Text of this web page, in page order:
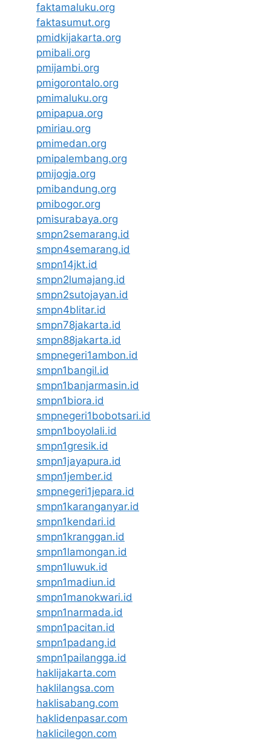
faktamaluku.org
faktasumut.org
pmidkijakarta.org
pmibali.org
pmijambi.org
pmigorontalo.org
pmimaluku.org
pmipapua.org
pmiriau.org
pmimedan.org
pmipalembang.org
pmijogja.org
pmibandung.org
pmibogor.org
pmisurabaya.org
smpn2semarang.id
smpn4semarang.id
smpn14jkt.id
smpn2lumajang.id
smpn2sutojayan.id
smpn4blitar.id
smpn78jakarta.id
smpn88jakarta.id
smpnegeri1ambon.id
smpn1bangil.id
smpn1banjarmasin.id
smpn1biora.id
smpnegeri1bobotsari.id
smpn1boyolali.id
smpn1gresik.id
smpn1jayapura.id
smpn1jember.id
smpnegeri1jepara.id
smpn1karanganyar.id
smpn1kendari.id
smpn1kranggan.id
smpn1lamongan.id
smpn1luwuk.id
smpn1madiun.id
smpn1manokwari.id
smpn1narmada.id
smpn1pacitan.id
smpn1padang.id
smpn1pailangga.id
haklijakarta.com
haklilangsa.com
haklisabang.com
haklidenpasar.com
haklicilegon.com